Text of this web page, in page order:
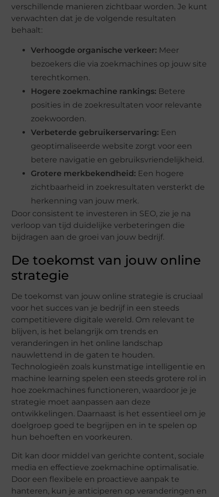
verschillende manieren zichtbaar worden. Je kunt
verwachten dat je de volgende resultaten
behaalt:
Verhoogde organische verkeer: Meer
bezoekers die via zoekmachines op jouw site
terechtkomen.
Hogere zoekmachine rankings: Betere
posities in de zoekresultaten voor relevante
zoekwoorden.
Verbeterde gebruikerservaring: Een
geoptimaliseerde website zorgt voor een
betere navigatie en gebruiksvriendelijkheid.
Grotere merkbekendheid: Een hogere
zichtbaarheid in zoekresultaten versterkt de
herkenning van jouw merk.
Door consistent te investeren in SEO, zie je na
verloop van tijd duidelijke verbeteringen die
bijdragen aan de groei van jouw bedrijf.
De toekomst van jouw online
strategie
De toekomst van jouw online strategie is cruciaal
voor het succes van je bedrijf in een steeds
competitievere digitale wereld. Om relevant te
blijven, is het belangrijk om trends en
veranderingen in het online landschap
nauwlettend in de gaten te houden.
Technologieën zoals kunstmatige intelligentie en
machine learning spelen een steeds grotere rol in
hoe zoekmachines functioneren, waardoor je je
strategie moet aanpassen aan deze
ontwikkelingen. Daarnaast is het essentieel om je
doelgroep goed te begrijpen en in te spelen op
hun behoeften en voorkeuren.
Dit kan door middel van gerichte content, sociale
media en effectieve zoekmachine optimalisatie.
Door een flexibele en proactieve aanpak te
hanteren, kun je anticiperen op veranderingen en